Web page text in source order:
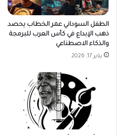
الطفل السوداني عمر الخطاب يحصد
ذهب الإبداع في كأس العرب للبرمجة
والذكاء الاصطناعي
يناير 17, 2026